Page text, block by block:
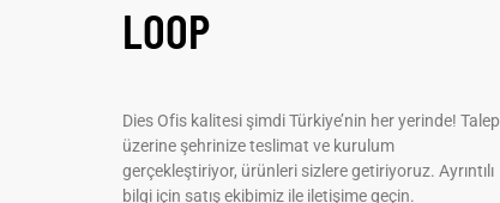
LOOP
Dies Ofis kalitesi şimdi Türkiye’nin her yerinde! Talep
üzerine şehrinize teslimat ve kurulum
gerçekleştiriyor, ürünleri sizlere getiriyoruz. Ayrıntılı
bilgi için satış ekibimiz ile iletişime geçin.